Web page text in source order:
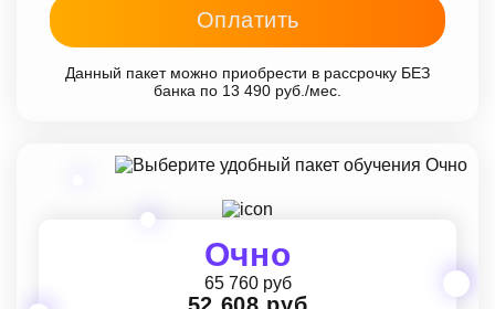
Оплатить
Данный пакет можно приобрести в рассрочку БЕЗ
банка по 13 490 руб./мес.
Очно
65 760 руб